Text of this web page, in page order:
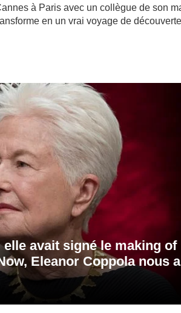
à Paris avec un collègue de son
en un vrai voyage de
avait signé le making of
Eleanor Coppola nous a